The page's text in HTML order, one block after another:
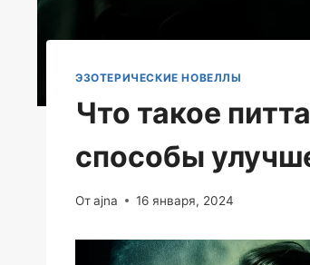
ЭЗОТЕРИЧЕСКИЕ НОВЕЛЛЫ
Что такое
способы
Отajna 16 января, 2024